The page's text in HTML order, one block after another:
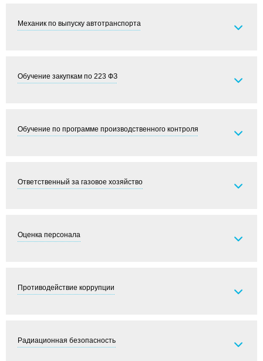
Механик по выпуску автотранспорта
Обучение закупкам по 223 ФЗ
Обучение по программе производственного контроля
Ответственный за газовое хозяйство
Оценка персонала
Противодействие коррупции
Радиационная безопасность